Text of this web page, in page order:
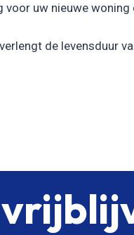
voor uw nieuwe woning
de levensduur